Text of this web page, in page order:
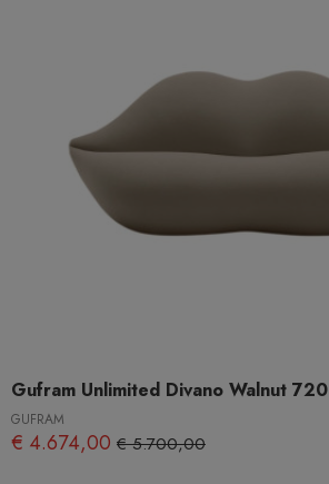
Gufram Unlimited Divano Walnut 720
GUFRAM
€ 4.674,00 € 5.700,00